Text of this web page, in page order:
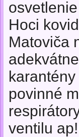
Hoci
Matoviča
povinné
ventilu